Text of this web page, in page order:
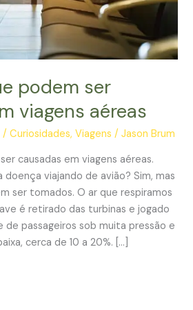
podem ser
viagens aéreas
/Curiosidades,Viagens /Jason Brum
causadas em viagens aéreas.
doença viajando de avião? Sim, mas
ser tomados. O ar que respiramos
é retirado das turbinas e jogado
de passageiros sob muita pressão e
cerca de 10 a 20%. […]